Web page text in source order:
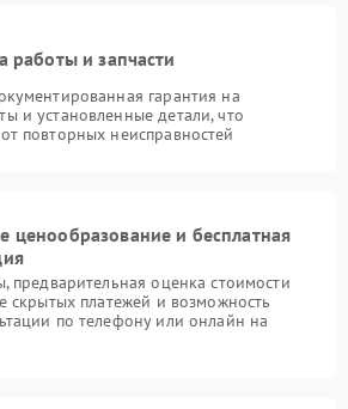
работы и запчасти
гарантия на
и установленные детали, что
повторных неисправностей
ценообразование и бесплатная
предварительная оценка стоимости
скрытых платежей и возможность
по телефону или онлайн на